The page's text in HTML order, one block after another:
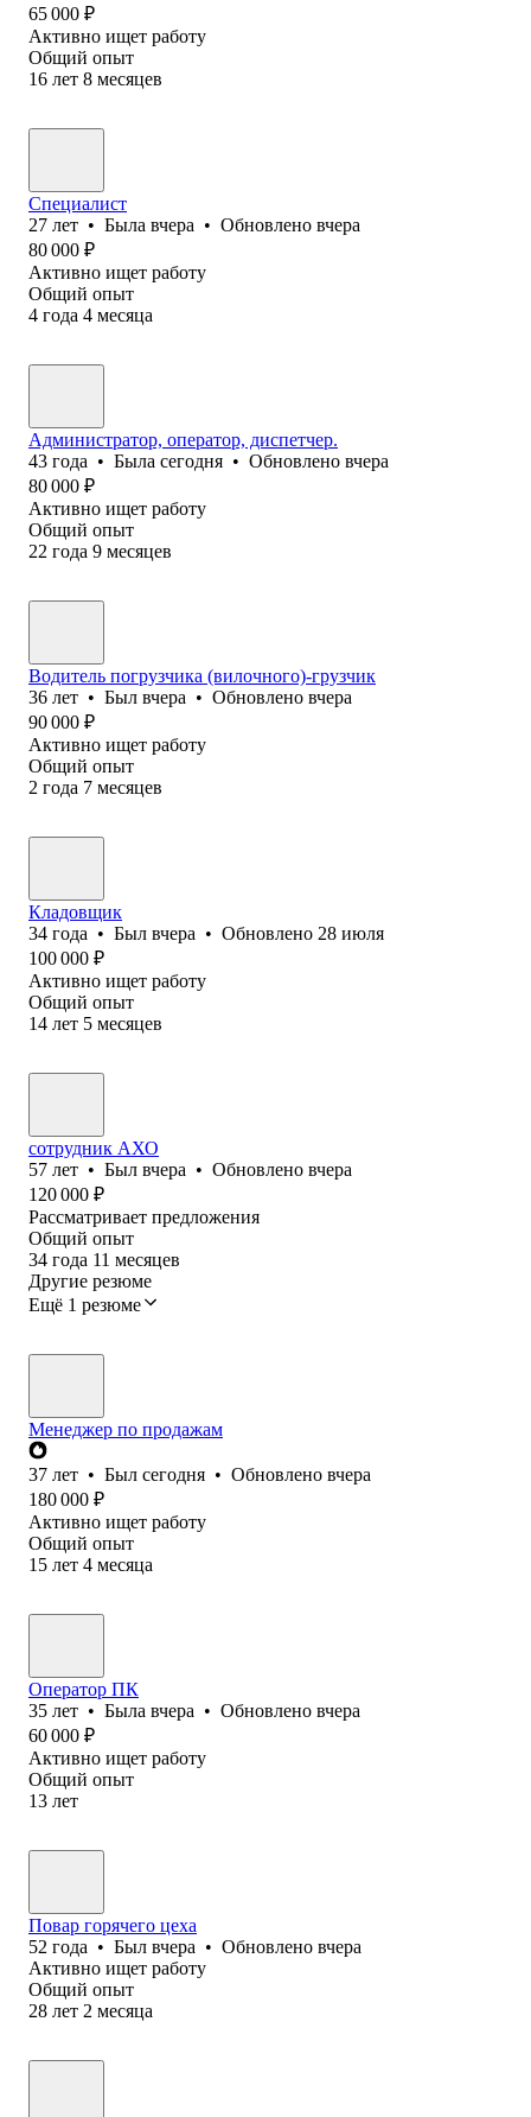
65 000 ₽
Активно ищет работу
Общий опыт
16 лет 8 месяцев
Специалист
27 лет • Была вчера • Обновлено вчера
80 000 ₽
Активно ищет работу
Общий опыт
4 года 4 месяца
Администратор, оператор, диспетчер.
43 года • Была сегодня • Обновлено вчера
80 000 ₽
Активно ищет работу
Общий опыт
22 года 9 месяцев
Водитель погрузчика (вилочного)-грузчик
36 лет • Был вчера • Обновлено вчера
90 000 ₽
Активно ищет работу
Общий опыт
2 года 7 месяцев
Кладовщик
34 года • Был вчера • Обновлено 28 июля
100 000 ₽
Активно ищет работу
Общий опыт
14 лет 5 месяцев
сотрудник АХО
57 лет • Был вчера • Обновлено вчера
120 000 ₽
Рассматривает предложения
Общий опыт
34 года 11 месяцев
Другие резюме
Ещё 1 резюме
Менеджер по продажам
37 лет • Был сегодня • Обновлено вчера
180 000 ₽
Активно ищет работу
Общий опыт
15 лет 4 месяца
Оператор ПК
35 лет • Была вчера • Обновлено вчера
60 000 ₽
Активно ищет работу
Общий опыт
13 лет
Повар горячего цеха
52 года • Был вчера • Обновлено вчера
Активно ищет работу
Общий опыт
28 лет 2 месяца